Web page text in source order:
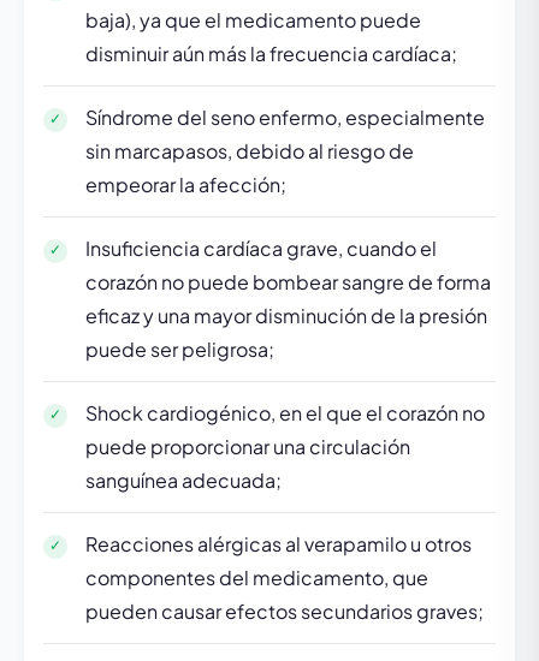
baja), ya que el medicamento puede
disminuir aún más la frecuencia cardíaca;
Síndrome del seno enfermo, especialmente
sin marcapasos, debido al riesgo de
empeorar la afección;
Insuficiencia cardíaca grave, cuando el
corazón no puede bombear sangre de forma
eficaz y una mayor disminución de la presión
puede ser peligrosa;
Shock cardiogénico, en el que el corazón no
puede proporcionar una circulación
sanguínea adecuada;
Reacciones alérgicas al verapamilo u otros
componentes del medicamento, que
pueden causar efectos secundarios graves;